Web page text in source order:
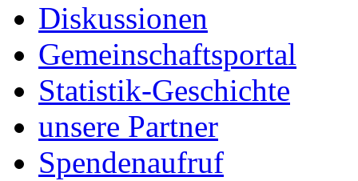
Diskussionen
Gemeinschaftsportal
Statistik-Geschichte
unsere Partner
Spendenaufruf